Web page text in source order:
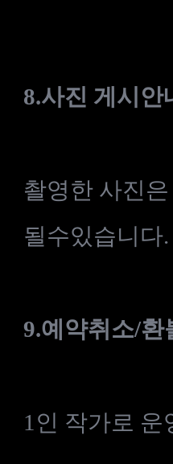
8.사진 게시안
촬영한 사진
될수있습니다.
9.예약취소/환
1 인 작가로 운